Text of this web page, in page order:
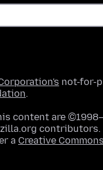
not-for-
.
content are
contributors.
a Creative